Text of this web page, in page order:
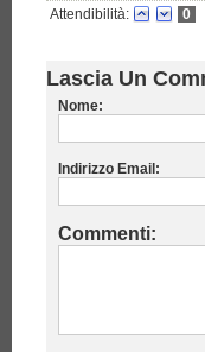
Attendibilità: 0
Lascia Un
Nome:
Indirizzo Email:
Commenti: